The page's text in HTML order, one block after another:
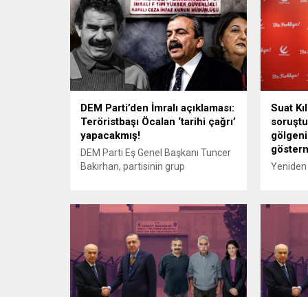
Öcalan sürecini savundu. Erdoğan,
“Bugün Terörsüz Türkiye hedefini
gerçekleştirme konusunda daha
avantajlı ve kararlı bir noktadayız.
40 yıllık bir beladan kurtuluyoruz.
Milletine karşı sorumluluk duygusu
olan bir siyasetçini böyle...
ilişkin
yanıt
yeni bir
DEM Parti’den İmralı açıklaması:
Teröristbaşı Öcalan ‘tarihi çağrı’
yapacakmış!
DEM Parti Eş Genel Başkanı Tuncer
Bakırhan, partisinin grup
önümüzdeki günlerde “tarihi bir
çağrı” yapacağını öne sürdü.
Bakırhan, İmralı’da Öcalan ile temas
kurulduğuna dair iddialara
değinirken, terör örgütü elebaşının
“Kürt sorununun köklü çözümü ve
demokratik bir Türkiye’nin inşası için
Suat
Yeniden
arka